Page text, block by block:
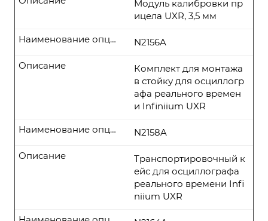
Модуль калибровки пр
ицела UXR, 3,5 мм
N2156A
Наименование опции
Комплект для монтажа
в стойку для осциллогр
афа реального времен
и Infiniium UXR
Описание
N2158A
Наименование опции
Транспортировочный к
ейс для осциллографа
реального времени Infi
niium UXR
Описание